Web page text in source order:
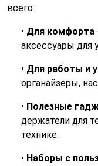
всего:
• Для комфорта
аксессуары для
• Для работы и
органайзеры,
• Полезные
держатели для
технике.
• Наборы с